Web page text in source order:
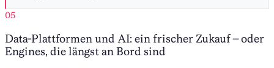
05
Data-Plattformen und AI: ein frischer Zukauf – oder
Engines, die längst an Bord sind